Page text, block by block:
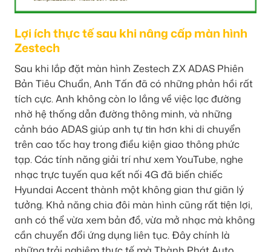
Lợi ích thực tế sau khi nâng cấp màn hình
Zestech
Sau khi lắp đặt màn hình Zestech ZX ADAS Phiên
Bản Tiêu Chuẩn, Anh Tấn đã có những phản hồi rất
tích cực. Anh không còn lo lắng về việc lạc đường
nhờ hệ thống dẫn đường thông minh, và những
cảnh báo ADAS giúp anh tự tin hơn khi di chuyển
trên cao tốc hay trong điều kiện giao thông phức
tạp. Các tính năng giải trí như xem YouTube, nghe
nhạc trực tuyến qua kết nối 4G đã biến chiếc
Hyundai Accent thành một không gian thư giãn lý
tưởng. Khả năng chia đôi màn hình cũng rất tiện lợi,
anh có thể vừa xem bản đồ, vừa mở nhạc mà không
cần chuyển đổi ứng dụng liên tục. Đây chính là